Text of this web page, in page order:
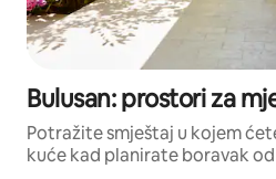
Bulusan: prostori za
Potražite smještaj u kojem
kuće kad planirate boravak od